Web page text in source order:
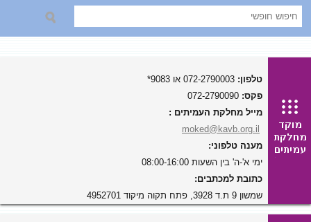
טלפון:
פקס:
מייל מחלקת העמיתים :
moked@kavb.org.il
מענה טלפוני:
ימי א'-ה' בין השעות 08:00-16:00
כתובת למכתבים:
שמשון 9 ת.ד 3928, פתח תקוה מיקוד 4952701